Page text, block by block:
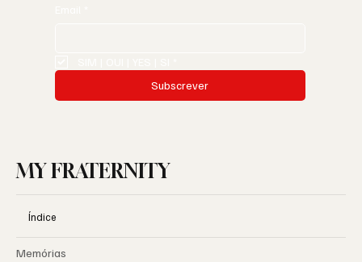
Subscrever
MY FRATERNITY
Índice
Memórias